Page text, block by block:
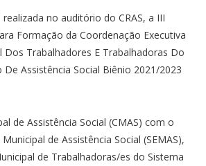
no auditório do CRAS, a III
Formação da Coordenação Executiva
Dos Trabalhadores E Trabalhadoras Do
De Assistência Social Biênio 2021/2023
de Assistência Social (CMAS) com o
de Assistência Social (SEMAS),
de Trabalhadoras/es do Sistema